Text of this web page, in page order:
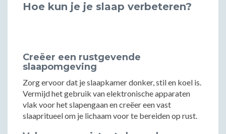
Hoe kun je je slaap verbeteren?
Creëer een rustgevende
slaapomgeving
Zorg ervoor dat je slaapkamer donker, stil en koel is.
Vermijd het gebruik van elektronische apparaten
vlak voor het slapengaan en creëer een vast
slaapritueel om je lichaam voor te bereiden op rust.